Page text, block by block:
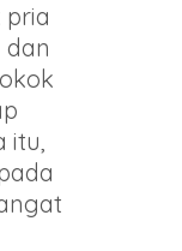
pria
dan
itu,